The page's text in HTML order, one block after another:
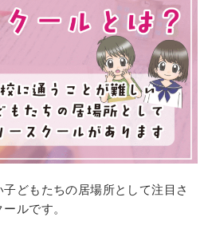
どもたちの居場所として注目さ
ルです。